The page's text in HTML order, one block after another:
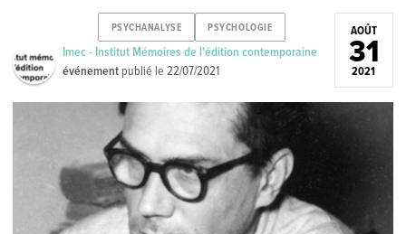
PSYCHANALYSE PSYCHOLOGIE
Imec - Institut Mémoires de l'édition contemporaine
événement publié le22/07/2021
AOÛT
31
2021